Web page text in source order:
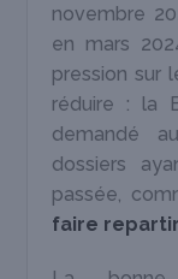
novembre
en mars
pression sur
réduire : la
demandé
dossiers
passée,
faire